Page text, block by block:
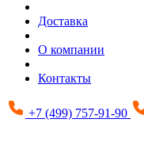
Доставка
О компании
Контакты
+7 (499) 757-91-90